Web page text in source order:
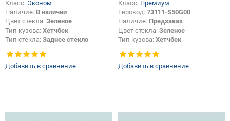
Класс: Эконом
Наличие: В наличии
Цвет стекла: Зеленое
Тип кузова: Хетчбек
Тип стекла: Заднее стекло
Добавить в сравнение
Класс: Премиум
Еврокод:73111-S50G00
Наличие: Предзаказ
Цвет стекла:Зеленое
Тип кузова:Хетчбек
Добавить в сравнение